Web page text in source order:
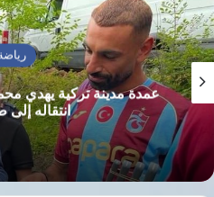
عمدة مدينة تركية يهدي
انتقاله